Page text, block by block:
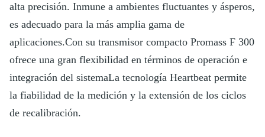
alta precisión. Inmune a ambientes fluctuantes y ásperos,
es adecuado para la más amplia gama de
aplicaciones.Con su transmisor compacto Promass F 300
ofrece una gran flexibilidad en términos de operación e
integración del sistemaLa tecnología Heartbeat permite
la fiabilidad de la medición y la extensión de los ciclos
de recalibración.